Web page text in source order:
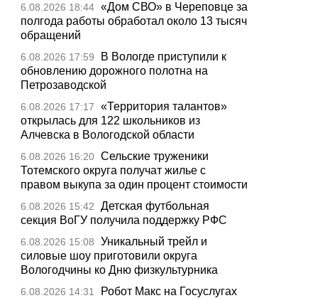
6.08.2026 18:44 «Дом СВО» в Череповце за
полгода работы обработал около 13 тысяч
обращений
6.08.2026 17:59
В Вологде приступили к
обновлению дорожного полотна на
Петрозаводской
6.08.2026 17:17
«Территория талантов»
открылась для 122 школьников из
Алчевска в Вологодской области
6.08.2026 16:20 Сельские труженики
Тотемского округа получат жилье с
правом выкупа за один процент стоимости
6.08.2026 15:42
Детская футбольная
секция ВоГУ получила поддержку РФС
6.08.2026 15:08
Уникальный трейл и
силовые шоу приготовили округа
Вологодчины ко Дню физкультурника
6.08.2026 14:31
Робот Макс на Госуслугах